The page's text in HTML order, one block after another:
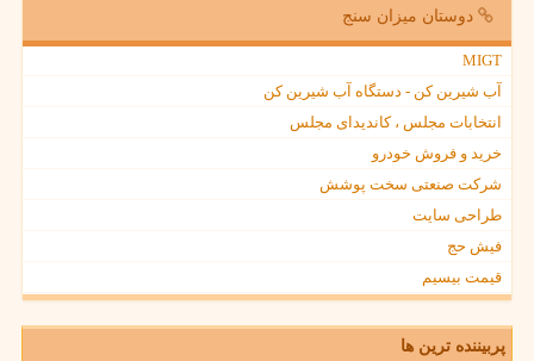
دوستان میزان سنج
MIGT
آب شیرین کن - دستگاه آب شیرین کن
انتخابات مجلس ، کاندیدای مجلس
خرید و فروش خودرو
شرکت صنعتی سخت پوشش
طراحی سایت
فیش حج
قیمت بیسیم
پربیننده ترین ها